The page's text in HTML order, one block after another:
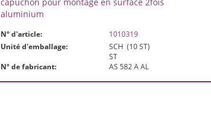
aluminium
N° d'article:
1010319
Unité d'emballage:
SCH (10 ST)
ST
N° de fabricant:
AS 582 A AL